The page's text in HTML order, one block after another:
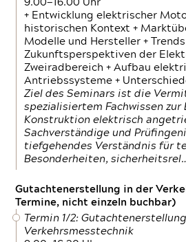
9.00—16.00 Uhr
+ Entwicklung elektrischer
historischen Kontext +
Modelle und Hersteller +
Zukunftsperspektiven der
Zweiradbereich + Aufbau
Antriebssysteme +
Ziel des Seminars ist die
spezialisiertem Fachwissen zur
Konstruktion elektrisch
Sachverständige und
tiefgehendes Verständnis für
Besonderheiten,
Gutachtenerstellung in der
Termine, nicht einzeln buchbar)
Termin 1/2:
Verkehrsmesstechnik